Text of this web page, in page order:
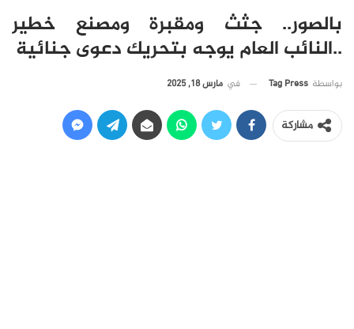
بالصور.. جثث ومقبرة ومصنع خطير
..النائب العام يوجه بتحريك دعوى جنائية
بواسطة Tag Press في مارس 18, 2025
مشاركة